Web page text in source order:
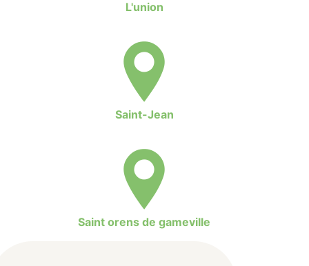
L'union
Saint-Jean
Saint orens de gameville